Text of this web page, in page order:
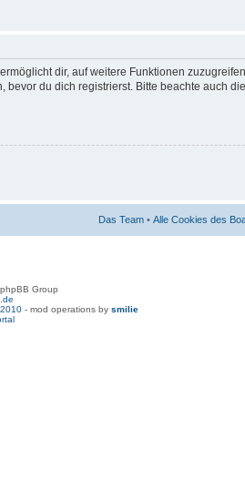
dir, auf weitere Funktionen
du dich registrierst. Bitte beachte auch
Das Team • Alle Cookies des
Group
- mod operations by smilie